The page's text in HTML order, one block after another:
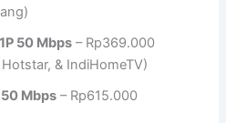
50 Mbps – Rp369.000
& IndiHomeTV)
Mbps – Rp615.000